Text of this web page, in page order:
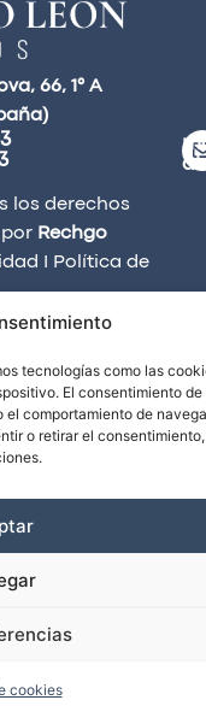
tecnologías como las
El consentimiento de
comportamiento de
o retirar el
cookies
66, 1° A
los derechos
Rechgo
Política de